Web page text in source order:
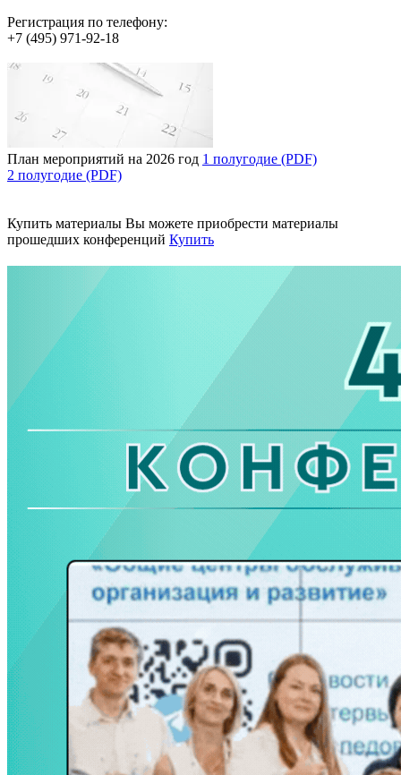
Регистрация по телефону:
+7 (495) 971-92-18
План мероприятий на 2026 год 1 полугодие (PDF)
2 полугодие (PDF)
Купить материалы Вы можете приобрести материалы
прошедших конференций Купить